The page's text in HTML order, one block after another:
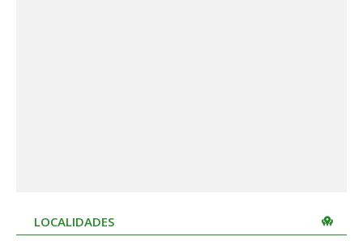
LOCALIDADES